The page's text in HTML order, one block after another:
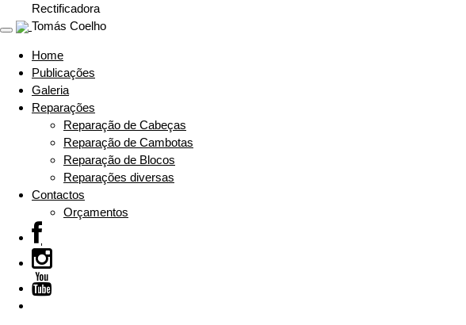
Toggle
navigation
Rectificadora
Tomás Coelho
Home
Publicações
Galeria
Reparações
Reparação de Cabeças
Reparação de Cambotas
Reparação de Blocos
Reparações diversas
Contactos
Orçamentos